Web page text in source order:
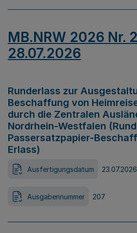
MB.NRW 2026 Nr.
28.07.2026
Runderlass zur
Beschaffung von
durch die Zentralen
Nordrhein-Westfalen
Passersatzpapier-
Erlass)
Ausfertigungsdatum 23.07.2026
Ausgabennummer 207